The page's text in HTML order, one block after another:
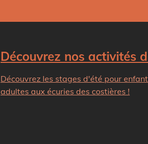
Découvrez nos activités
Découvrez les stages d'été pour
adultes aux écuries des costières !